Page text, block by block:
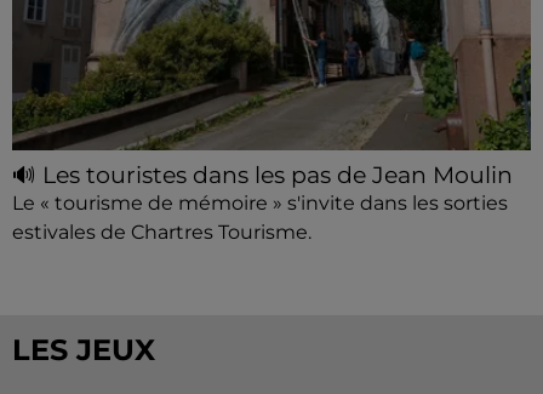
🔊 Les touristes dans les pas de Jean Moulin
Le « tourisme de mémoire » s'invite dans les sorties
estivales de Chartres Tourisme.
LES JEUX